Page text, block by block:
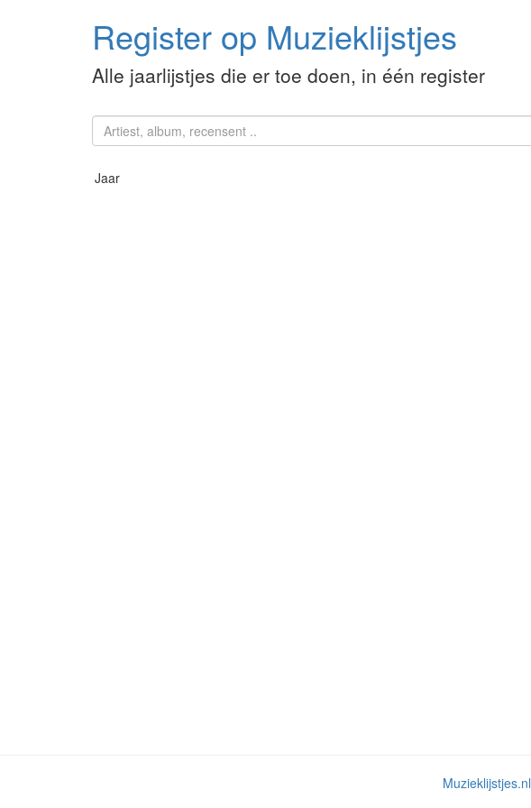
Register op Muzieklijstjes
Alle jaarlijstjes die er toe doen, in één register
Jaar
Muzieklijstjes.nl